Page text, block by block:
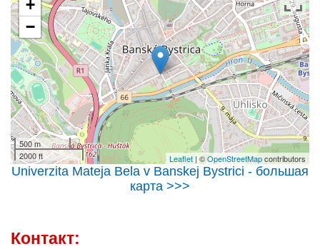
+
−
500 m
2000 ft
Leaflet | ©OpenStreetMapcontributors
Univerzita Mateja Bela v Banskej Bystrici - большая
карта >>>
Контакт: